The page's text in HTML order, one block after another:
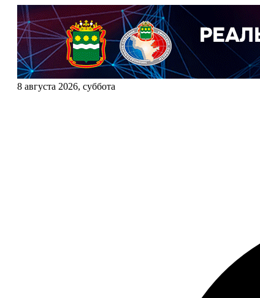
8 августа 2026, суббота